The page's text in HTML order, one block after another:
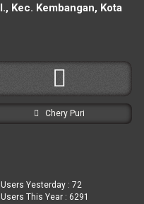
Kec. Kembangan, Kota
Chery Puri
Users Yesterday : 72
Users This Year : 6291